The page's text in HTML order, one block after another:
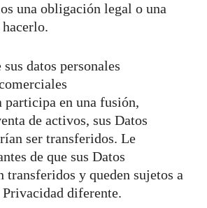
una obligación legal o una
datos personales
participa en una fusión,
de activos, sus Datos
ser transferidos. Le
de que sus Datos
transferidos y queden sujetos a
diferente.